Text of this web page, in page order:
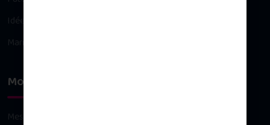
Idées cadeaux
Maman
Mon compte
Mes commandes